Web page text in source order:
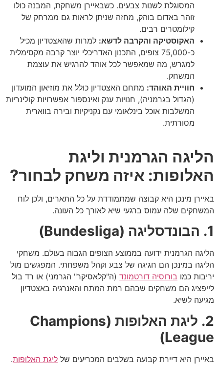
המסוגלת לשנות צבעים. כשבאיירן משחקת, המבנה כולו
זוהר באדום בוהק, מחזה שניתן לראות גם ממרחק של
קילומטרים רבים.
האקוסטיקה והקרבה לדשא: למרות שהאצטדיון מכיל
כ-75,000 צופים, התכנון האדריכלי יוצר קרבה מקסימלית
למגרש, מה שמאפשר לכל אוהד להרגיש את עוצמת
המשחק.
חוויית האוהד: מתחם האצטדיון כולל את מוזיאון המועדון
(הגדול בגרמניה), חנויות ענק ואינספור אפשרויות קולינריות
המשלבות אוכל בינלאומי עם נקניקיות ובירה בווארית
מסורתית.
הליגה הגרמנית וליגת
האלופות: איזה משחק לבחור?
באיירן מינכן היא קבוצה שמתמודדת על כל התארים, ולכן לוח
המשחקים שלה עמוס ברגעי שיא לאורך כל העונה.
1. הבונדסליגה (Bundesliga)
הליגה הגרמנית ידועה בממוצע הצופים הגבוה בעולם. משחקי
הליגה במינכן הם חגיגה של צבע וקהל משפחתי. המפגשים מול
יריבות כמו בורוסיה דורטמונד (ה"קלאסיקר" הגרמני) או רד בול
לייפציג הם משחקים שבהם רמת המתח והאנרגיה באצטדיון
מגיעה לשיא.
2. ליגת האלופות (Champions
League)
באיירן היא דיירת קבועה בשלבים המכריעים של ליגת האלופות.